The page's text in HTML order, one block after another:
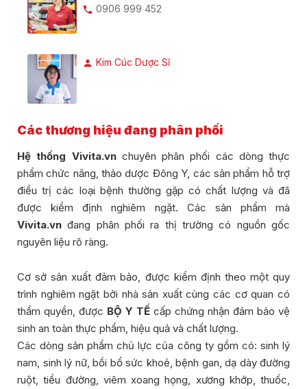
0906 999 452
Kim Cúc Dược Sĩ
Các thương hiệu đang phân phối
Hệ thống Vivita.vnchuyên phân phối các dòng thực
phẩm chức năng, thảo dược Đông Y, các sản phẩm hỗ trợ
điều trị các loại bệnh thường gặp có chất lượng và đã
được kiểm định nghiêm ngặt. Các sản phẩm mà
Vivita.vn đang phân phối ra thị trường có nguồn gốc
nguyên liệu rõ ràng.
Cơ sở sản xuất đảm bảo, được kiểm định theo một quy
trình nghiêm ngặt bởi nhà sản xuất cùng các cơ quan có
thẩm quyền, được BỘ Y TẾ cấp chứng nhận đảm bảo vệ
sinh an toàn thực phẩm, hiệu quả và chất lượng.
Các dòng sản phẩm chủ lực của công ty gồm có: sinh lý
nam sinh lý nữ, bồi bổ sức khoẻ bệnh gan dạ dày đường
ruột ,tiểu đường viêm xoang họng xương khớp thuốc